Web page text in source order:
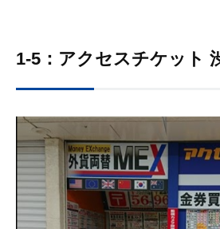
1-5：アクセスチケット